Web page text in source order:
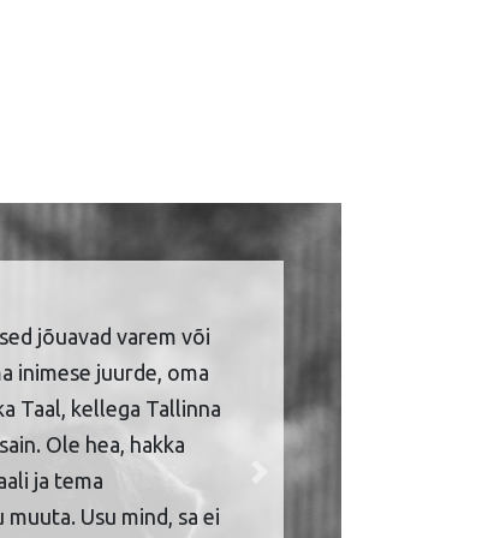
jõuavad varem või
inimese juurde, oma
Taal, kellega Tallinna
Ole hea, hakka
ja tema
Usu mind, sa ei
Next